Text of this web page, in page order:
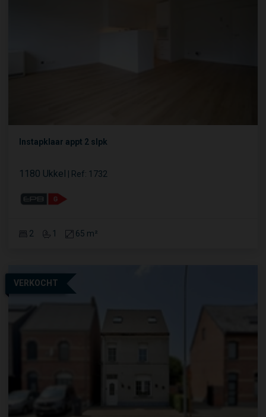
Instapklaar appt 2 slpk
1180 Ukkel Ref: 1732
2 1 65 m²
VERKOCHT